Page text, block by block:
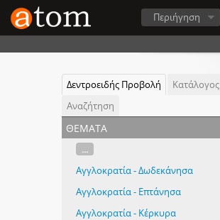
Περιήγηση
Δεντροειδής Προβολή
Κατάλογος
Αναζήτηση
θέματα
...
Αγγλοκρατία - Δωδεκάνησα
Αγγλοκρατία - Επτάνησα
Αγγλοκρατία - Κέρκυρα